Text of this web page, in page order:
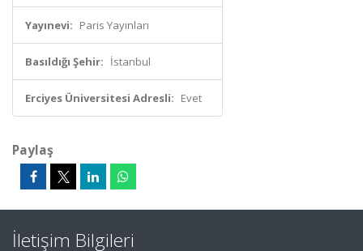
Yayınevi: Paris Yayınları
Basıldığı Şehir: İstanbul
Erciyes Üniversitesi Adresli: Evet
Paylaş
İletişim Bilgileri